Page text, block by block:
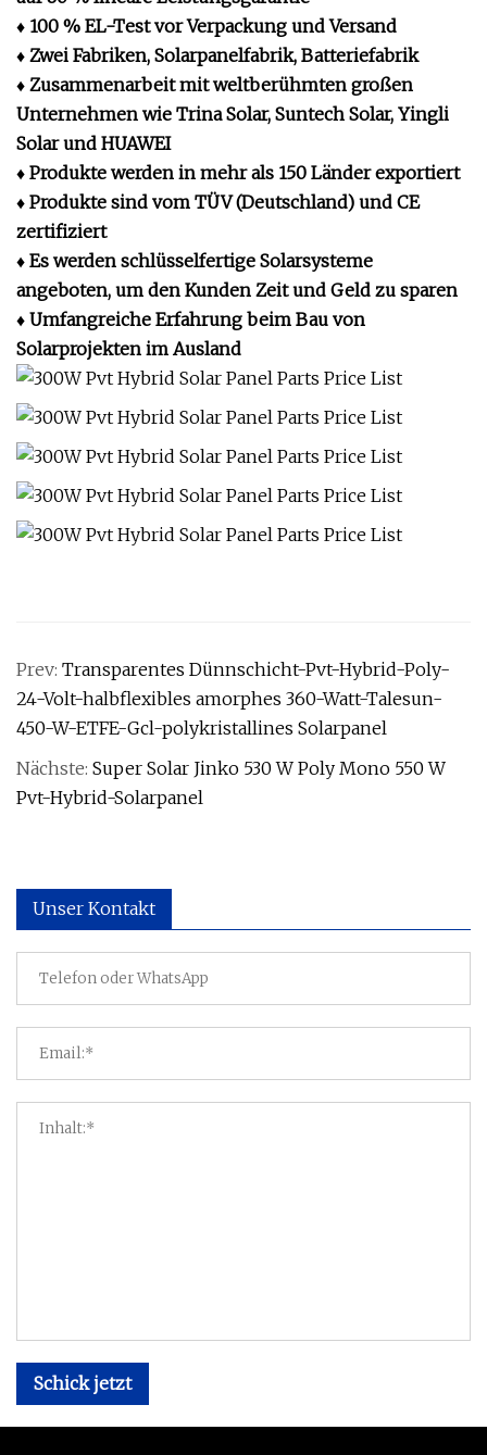
♦ 100 % EL-Test vor Verpackung und Versand
♦ Zwei Fabriken, Solarpanelfabrik, Batteriefabrik
♦ Zusammenarbeit mit weltberühmten großen
Unternehmen wie Trina Solar, Suntech Solar, Yingli
Solar und HUAWEI
♦ Produkte werden in mehr als 150 Länder exportiert
♦ Produkte sind vom TÜV (Deutschland) und CE
zertifiziert
♦ Es werden schlüsselfertige Solarsysteme
angeboten, um den Kunden Zeit und Geld zu sparen
♦ Umfangreiche Erfahrung beim Bau von
Solarprojekten im Ausland
Prev: Transparentes Dünnschicht-Pvt-Hybrid-Poly-
24-Volt-halbflexibles amorphes 360-Watt-Talesun-
450-W-ETFE-Gcl-polykristallines Solarpanel
Nächste: Super Solar Jinko 530 W Poly Mono 550 W
Pvt-Hybrid-Solarpanel
Unser Kontakt
Schick jetzt